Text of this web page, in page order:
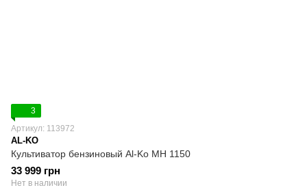
3
Артикул: 113972
AL-KO
Культиватор бензиновый Al-Ko MH 1150
33 999 грн
Нет в наличии